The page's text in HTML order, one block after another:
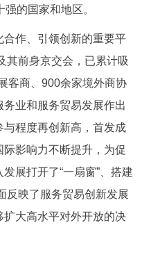
部门服务
投资项目
的国家和地区。
作、引领创新的重要平
其前身京交会，已累计吸
客商、900余家境外商协
业和服务贸易发展作出
程度再创新高，首发成
影响力不断提升，为促
展打开了“一扇窗”、搭建
反映了服务贸易创新发展
大高水平对外开放的决